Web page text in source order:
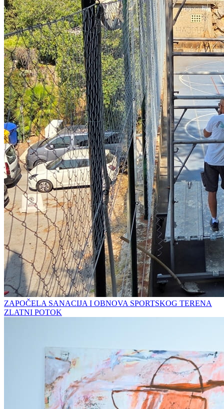
ZAPOČELA SANACIJA I OBNOVA SPORTSKOG TERENA
ZLATNI POTOK